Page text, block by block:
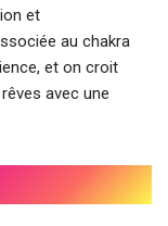
et
au chakra
et on croit
avec une